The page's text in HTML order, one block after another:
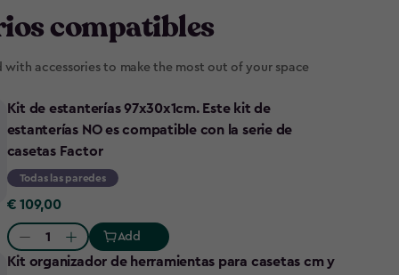
compatibles
with accessories to make the most out of your space
Kit de estanterías 97x30x1cm. Este kit de
estanterías NO es compatible con la serie de
casetas Factor
Todas las paredes
€
109,00
€ 109,00
Quantity:
Add
Kit organizador de herramientas para casetas cm y